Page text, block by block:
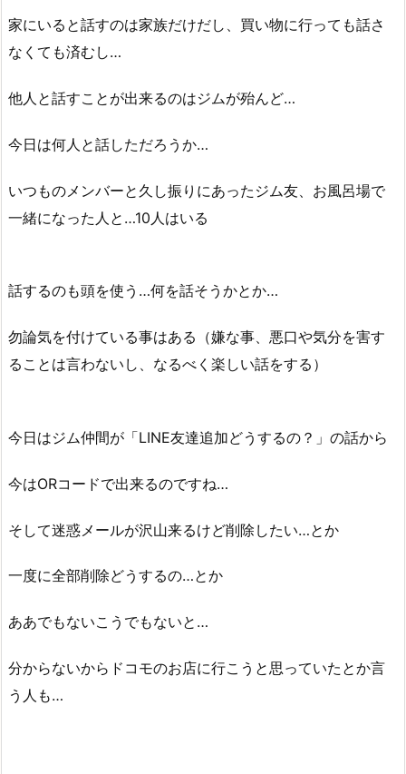
家にいると話すのは家族だけだし、買い物に行っても話さ
なくても済むし…
他人と話すことが出来るのはジムが殆んど…
今日は何人と話しただろうか…
いつものメンバーと久し振りにあったジム友、お風呂場で
一緒になった人と…10人はいる
話するのも頭を使う…何を話そうかとか…
勿論気を付けている事はある（嫌な事、悪口や気分を害す
ることは言わないし、なるべく楽しい話をする）
今日はジム仲間が「LINE友達追加どうするの？」の話から
今はORコードで出来るのですね…
そして迷惑メールが沢山来るけど削除したい…とか
一度に全部削除どうするの…とか
ああでもないこうでもないと…
分からないからドコモのお店に行こうと思っていたとか言
う人も…